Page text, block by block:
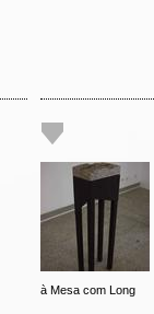
à Mesa com Long